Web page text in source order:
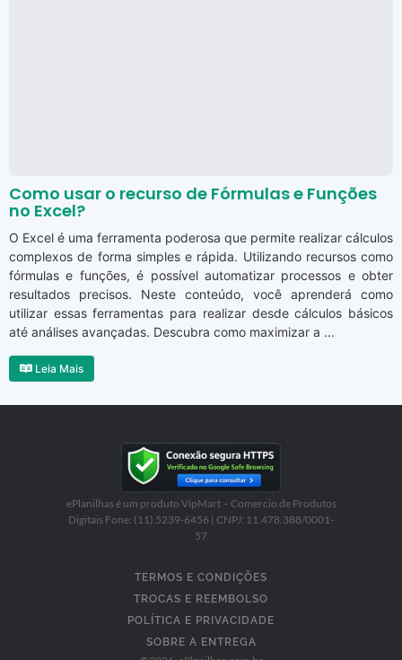
Como usar o recurso de Fórmulas e Funções
no Excel?
O Excel é uma ferramenta poderosa que permite realizar cálculos
complexos de forma simples e rápida. Utilizando recursos como
fórmulas e funções, é possível automatizar processos e obter
resultados precisos. Neste conteúdo, você aprenderá como
utilizar essas ferramentas para realizar desde cálculos básicos
até análises avançadas. Descubra como maximizar a ...
Leia Mais
ePlanilhas é um produto VipMart – Comercio de Produtos
Digitais Fone: (11) 5239-6456 | CNPJ: 11.478.388/0001-
57
TERMOS E CONDIÇÕES
TROCAS E REEMBOLSO
POLÍTICA E PRIVACIDADE
SOBRE A ENTREGA